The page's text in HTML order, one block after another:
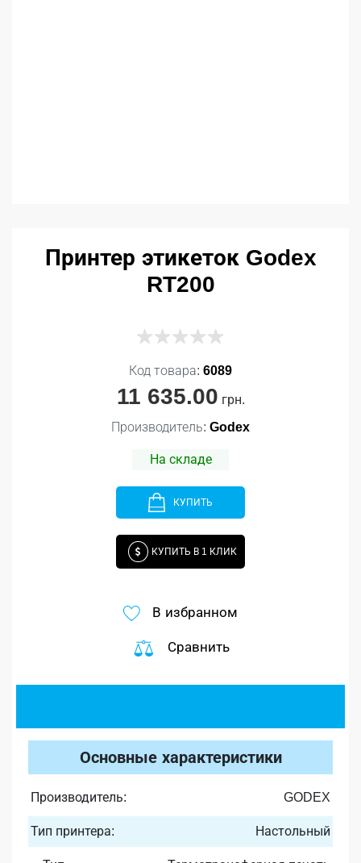
Принтер этикеток Godex
RT200
Код товара: 6089
11 635.00 грн.
Производитель: Godex
На складе
КУПИТЬ
КУПИТЬ В 1 КЛИК
В избранном
Сравнить
Основные характеристики
Производитель: GODEX
Тип принтера: Настольный